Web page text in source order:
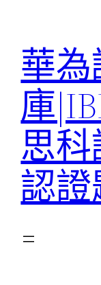
華
庫
思
認